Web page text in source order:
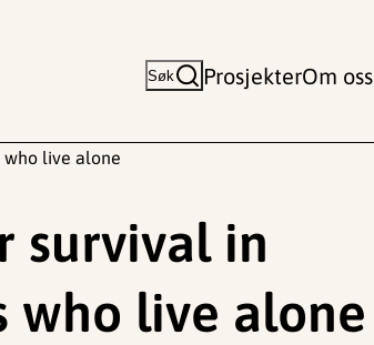
Søk ProsjekterOm oss
live alone
survival in
who live alone